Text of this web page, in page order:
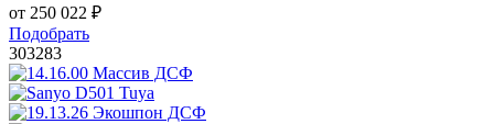
от 250 022 ₽
Подобрать
303283